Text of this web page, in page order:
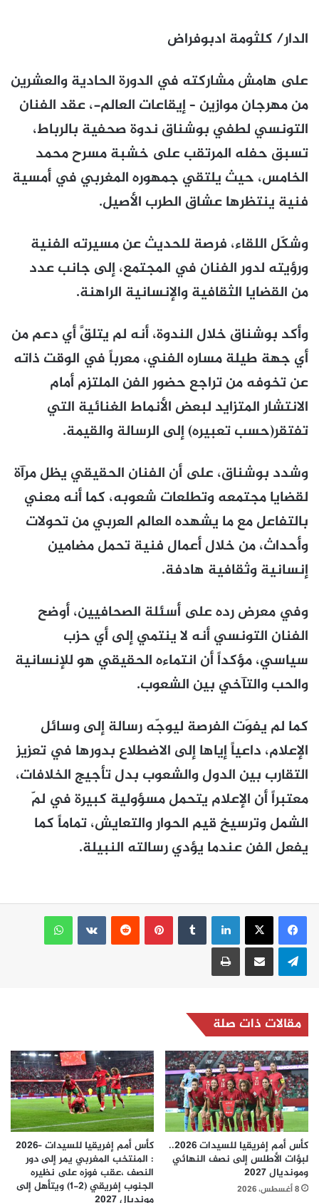
الدار/ كلثومة ادبوفراض
على هامش مشاركته في الدورة الحادية والعشرين
من مهرجان موازين – إيقاعات العالم-، عقد الفنان
التونسي لطفي بوشناق ندوة صحفية بالرباط،
تسبق حفله المرتقب على خشبة مسرح محمد
الخامس، حيث يلتقي جمهوره المغربي في أمسية
فنية ينتظرها عشاق الطرب الأصيل.
وشكّل اللقاء، فرصة للحديث عن مسيرته الفنية
ورؤيته لدور الفنان في المجتمع، إلى جانب عدد
من القضايا الثقافية والإنسانية الراهنة.
وأكد بوشناق خلال الندوة، أنه لم يتلقَّ أي دعم من
أي جهة طيلة مساره الفني، معرباً في الوقت ذاته
عن تخوفه من تراجع حضور الفن الملتزم أمام
الانتشار المتزايد لبعض الأنماط الغنائية التي
تفتقر(حسب تعبيره) إلى الرسالة والقيمة.
وشدد بوشناق، على أن الفنان الحقيقي يظل مرآة
لقضايا مجتمعه وتطلعات شعوبه، كما أنه معني
بالتفاعل مع ما يشهده العالم العربي من تحولات
وأحداث، من خلال أعمال فنية تحمل مضامين
إنسانية وثقافية هادفة.
وفي معرض رده على أسئلة الصحافيين، أوضح
الفنان التونسي أنه لا ينتمي إلى أي حزب
سياسي، مؤكداً أن انتماءه الحقيقي هو للإنسانية
والحب والتآخي بين الشعوب.
كما لم يفوَت الفرصة ليوجّه رسالة إلى وسائل
الإعلام، داعياً إياها إلى الاضطلاع بدورها في تعزيز
التقارب بين الدول والشعوب بدل تأجيج الخلافات،
معتبراً أن الإعلام يتحمل مسؤولية كبيرة في لمّ
الشمل وترسيخ قيم الحوار والتعايش، تماماً كما
يفعل الفن عندما يؤدي رسالته النبيلة.
لينكدإن بينتيريست
واتساب
تيلقرام مشاركة عبر البريد طباعة
مقالات ذات صلة
كأس أمم إفريقيا للسيدات 2026..
لبؤات الأطلس إلى نصف النهائي
ومونديال 2027
8 أغسطس، 2026
كأس أمم إفريقيا للسيدات –2026
: المنتخب المغربي يمر إلى دور
النصف ،عقب فوزه على نظيره
الجنوب إفريقي (2-1) ويتأهل إلى
مونديال 2027